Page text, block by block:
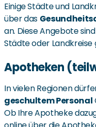
Einige Städte und
über das
an. Diese Angebote
Städte oder Landkreise
Apotheken
In vielen Regionen
geschultem Personal
Ob Ihre Apotheke